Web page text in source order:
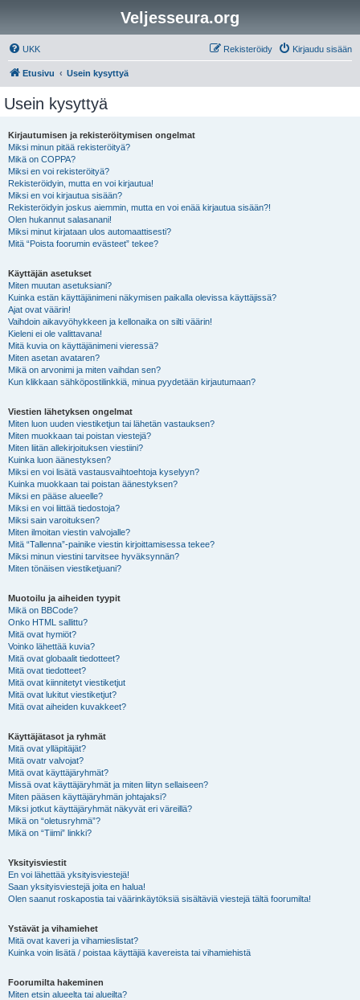
Veljesseura.org
UKK Kirjaudu sisään
Rekisteröidy
Etusivu Usein kysyttyä
Usein kysyttyä
Kirjautumisen ja rekisteröitymisen ongelmat
Miksi minun pitää rekisteröityä?
Mikä on COPPA?
Miksi en voi rekisteröityä?
Rekisteröidyin, mutta en voi kirjautua!
Miksi en voi kirjautua sisään?
Rekisteröidyin joskus aiemmin, mutta en voi enää kirjautua sisään?!
Olen hukannut salasanani!
Miksi minut kirjataan ulos automaattisesti?
Mitä “Poista foorumin evästeet” tekee?
Käyttäjän asetukset
Miten muutan asetuksiani?
Kuinka estän käyttäjänimeni näkymisen paikalla olevissa käyttäjissä?
Ajat ovat väärin!
Vaihdoin aikavyöhykkeen ja kellonaika on silti väärin!
Kieleni ei ole valittavana!
Mitä kuvia on käyttäjänimeni vieressä?
Miten asetan avataren?
Mikä on arvonimi ja miten vaihdan sen?
Kun klikkaan sähköpostilinkkiä, minua pyydetään kirjautumaan?
Viestien lähetyksen ongelmat
Miten luon uuden viestiketjun tai lähetän vastauksen?
Miten muokkaan tai poistan viestejä?
Miten liitän allekirjoituksen viestiini?
Kuinka luon äänestyksen?
Miksi en voi lisätä vastausvaihtoehtoja kyselyyn?
Kuinka muokkaan tai poistan äänestyksen?
Miksi en pääse alueelle?
Miksi en voi liittää tiedostoja?
Miksi sain varoituksen?
Miten ilmoitan viestin valvojalle?
Mitä “Tallenna”-painike viestin kirjoittamisessa tekee?
Miksi minun viestini tarvitsee hyväksynnän?
Miten tönäisen viestiketjuani?
Muotoilu ja aiheiden tyypit
Mikä on BBCode?
Onko HTML sallittu?
Mitä ovat hymiöt?
Voinko lähettää kuvia?
Mitä ovat globaalit tiedotteet?
Mitä ovat tiedotteet?
Mitä ovat kiinnitetyt viestiketjut
Mitä ovat lukitut viestiketjut?
Mitä ovat aiheiden kuvakkeet?
Käyttäjätasot ja ryhmät
Mitä ovat ylläpitäjät?
Mitä ovatr valvojat?
Mitä ovat käyttäjäryhmät?
Missä ovat käyttäjäryhmät ja miten liityn sellaiseen?
Miten pääsen käyttäjäryhmän johtajaksi?
Miksi jotkut käyttäjäryhmät näkyvät eri väreillä?
Mikä on “oletusryhmä”?
Mikä on “Tiimi” linkki?
Yksityisviestit
En voi lähettää yksityisviestejä!
Saan yksityisviestejä joita en halua!
Olen saanut roskapostia tai väärinkäytöksiä sisältäviä viestejä tältä foorumilta!
Ystävät ja vihamiehet
Mitä ovat kaveri ja vihamieslistat?
Kuinka voin lisätä / poistaa käyttäjiä kavereista tai vihamiehistä
Foorumilta hakeminen
Miten etsin alueelta tai alueilta?